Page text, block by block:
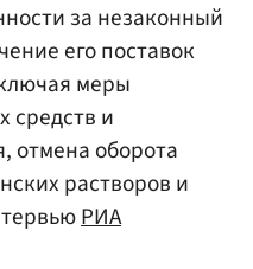
за незаконный
его поставок
меры
средств и
отмена оборота
растворов и
РИА